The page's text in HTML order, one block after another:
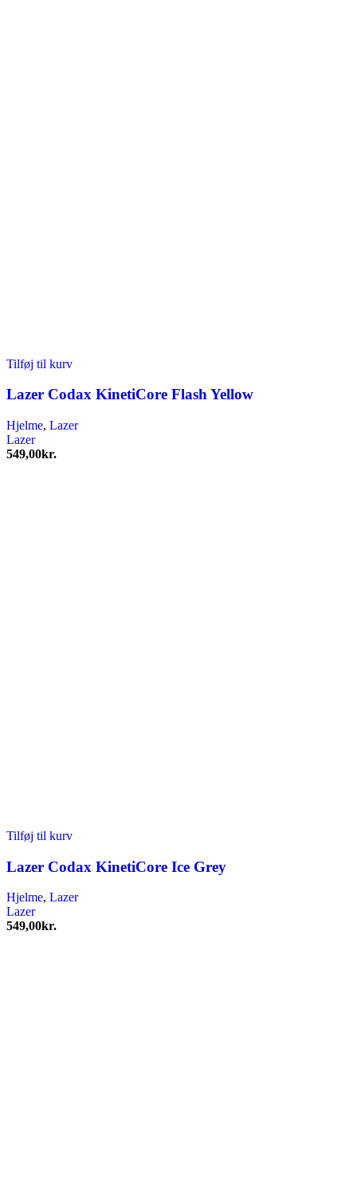
Tilføj til kurv
Lazer Codax KinetiCore Flash Yellow
Hjelme, Lazer
Lazer
549,00kr.
Tilføj til kurv
Lazer Codax KinetiCore Ice Grey
Hjelme, Lazer
Lazer
549,00kr.